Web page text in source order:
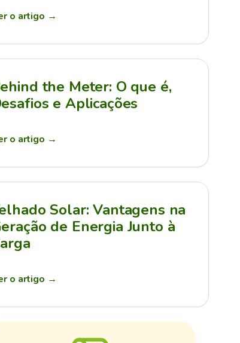
o artigo →
the Meter: O que é,
e Aplicações
o artigo →
Solar: Vantagens na
de Energia Junto à
o artigo →